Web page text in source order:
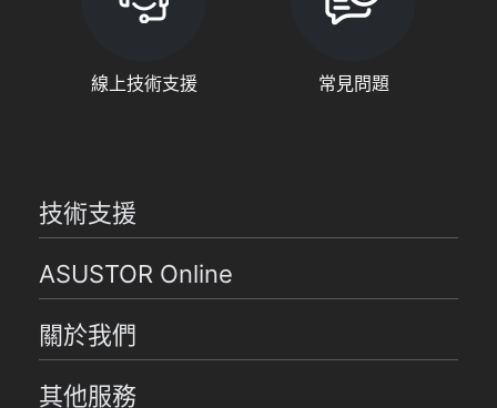
線上技術支援 常見問題
技術支援
ASUSTOR Online
關於我們
其他服務